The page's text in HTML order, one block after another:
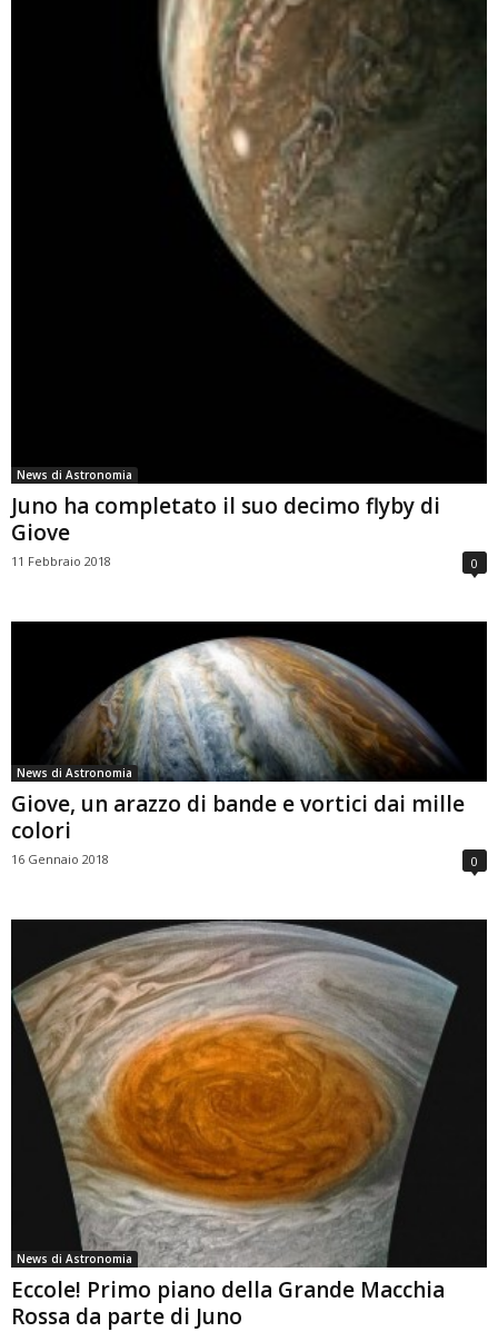
News di Astronomia
Juno ha completato il suo decimo flyby di
Giove
11 Febbraio 2018 0
News di Astronomia
Giove, un arazzo di bande e vortici dai mille
colori
16 Gennaio 2018 0
News di Astronomia
Eccole! Primo piano della Grande Macchia
Rossa da parte di Juno